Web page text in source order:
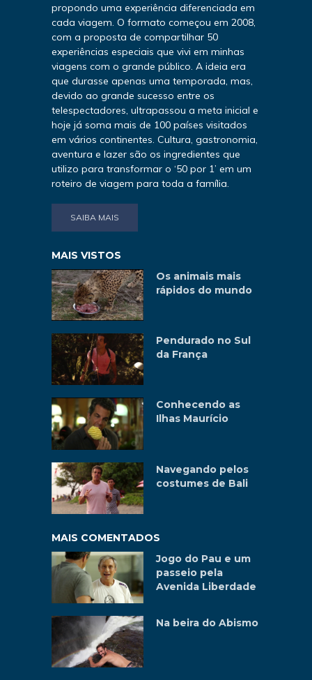
propondo uma experiência diferenciada em
cada viagem. O formato começou em 2008,
com a proposta de compartilhar 50
experiências especiais que vivi em minhas
viagens com o grande público. A ideia era
que durasse apenas uma temporada, mas,
devido ao grande sucesso entre os
telespectadores, ultrapassou a meta inicial e
hoje já soma mais de 100 países visitados
em vários continentes. Cultura, gastronomia,
aventura e lazer são os ingredientes que
utilizo para transformar o ‘50 por 1’ em um
roteiro de viagem para toda a família.
SAIBA MAIS
MAIS VISTOS
Os animais mais
rápidos do mundo
Pendurado no Sul
da França
Conhecendo as
Ilhas Maurício
Navegando pelos
costumes de Bali
MAIS COMENTADOS
Jogo do Pau e um
passeio pela
Avenida Liberdade
Na beira do Abismo